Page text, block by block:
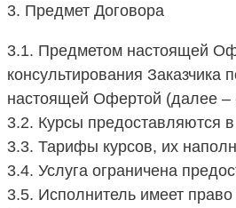
3. Предмет Договора
3.1. Предметом настоящей
консультирования
настоящей Офертой (далее –
3.2. Курсы предоставляются
3.3. Тарифы курсов, их
3.4. Услуга ограничена
3.5. Исполнитель имеет